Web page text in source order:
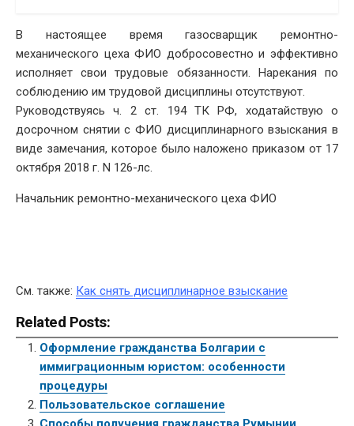
В настоящее время газосварщик ремонтно-
механического цеха ФИО добросовестно и эффективно
исполняет свои трудовые обязанности. Нарекания по
соблюдению им трудовой дисциплины отсутствуют.
Руководствуясь ч. 2 ст. 194 ТК РФ, ходатайствую о
досрочном снятии с ФИО дисциплинарного взыскания в
виде замечания, которое было наложено приказом от 17
октября 2018 г. N 126-лс.
Начальник ремонтно-механического цеха ФИО
См. также: Как снять дисциплинарное взыскание
Related Posts:
Оформление гражданства Болгарии с
иммиграционным юристом: особенности
процедуры
Пользовательское соглашение